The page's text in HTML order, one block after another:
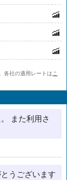
各社の適用レートは こ
また利用さ
うございます